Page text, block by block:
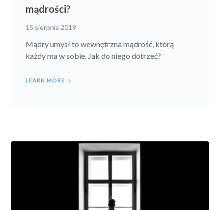
mądrości?
15 sierpnia 2019
Mądry umysł to wewnętrzna mądrość, którą
każdy ma w sobie. Jak do niego dotrzeć?
LEARN MORE